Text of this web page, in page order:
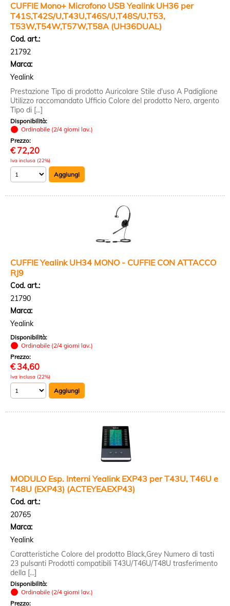
CUFFIE Mono+ Microfono USB Yealink UH36 per
T41S,T42S/U,T43U,T46S/U,T48S/U,T53,
T53W,T54W,T57W,T58A (UH36DUAL)
Cod. art.:
21792
Marca:
Yealink
Prestazione Tipo di prodotto Auricolare Stile d'uso A Padiglione
Utilizzo raccomandato Ufficio Colore del prodotto Nero, argento
Tipo di [...]
Disponibilità:
Ordinabile (2/4 giorni lav.)
Prezzo:
€ 72,20
Iva inclusa (22%)
CUFFIE Yealink UH34 MONO - CUFFIE CON ATTACCO
RJ9
Cod. art.:
21790
Marca:
Yealink
Disponibilità:
Ordinabile (2/4 giorni lav.)
Prezzo:
€ 34,60
Iva inclusa (22%)
MODULO Esp. Interni Yealink EXP43 per T43U, T46U e
T48U (EXP43) (ACTEYEAEXP43)
Cod. art.:
20765
Marca:
Yealink
Caratteristiche Colore del prodotto Black,Grey Numero di tasti
23 pulsanti Prodotti compatibili T43U/T46U/T48U trasferimento
della [...]
Disponibilità:
Ordinabile (2/4 giorni lav.)
Prezzo: